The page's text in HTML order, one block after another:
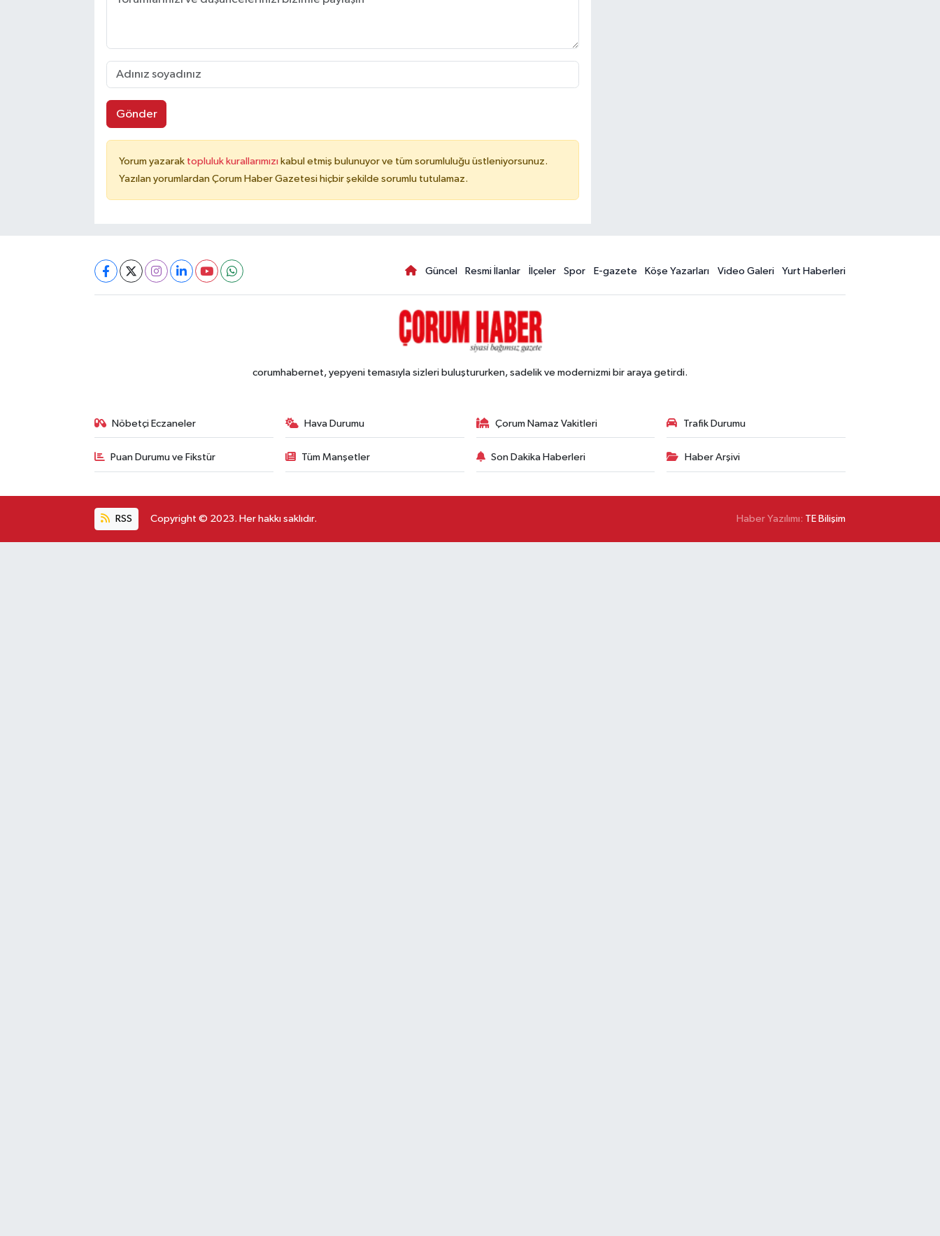
Gönder
Yorum yazarak topluluk kurallarımızı kabul etmiş bulunuyor ve tüm sorumluluğu üstleniyorsunuz.
Yazılan yorumlardan Çorum Haber Gazetesi hiçbir şekilde sorumlu tutulamaz.
Güncel Resmi İlanlar İlçeler Spor E-gazete Köşe Yazarları Video Galeri Yurt Haberleri
corumhabernet, yepyeni temasıyla sizleri buluştururken, sadelik ve modernizmi bir araya getirdi.
Nöbetçi Eczaneler Hava Durumu Çorum Namaz Vakitleri Trafik Durumu
Puan Durumu ve Fikstür Tüm Manşetler Son Dakika Haberleri Haber Arşivi
RSS Copyright © 2023. Her hakkı saklıdır. Haber Yazılımı: TE Bilişim